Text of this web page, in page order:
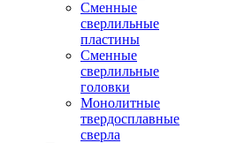
Сменные
сверлильные
пластины
Сменные
сверлильные
головки
Монолитные
твердосплавные
сверла